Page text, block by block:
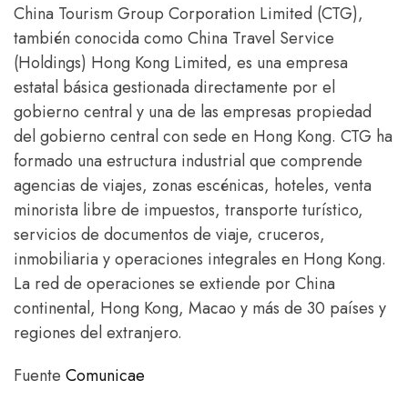
China Tourism Group Corporation Limited (CTG),
también conocida como China Travel Service
(Holdings) Hong Kong Limited, es una empresa
estatal básica gestionada directamente por el
gobierno central y una de las empresas propiedad
del gobierno central con sede en Hong Kong. CTG ha
formado una estructura industrial que comprende
agencias de viajes, zonas escénicas, hoteles, venta
minorista libre de impuestos, transporte turístico,
servicios de documentos de viaje, cruceros,
inmobiliaria y operaciones integrales en Hong Kong.
La red de operaciones se extiende por China
continental, Hong Kong, Macao y más de 30 países y
regiones del extranjero.
Fuente Comunicae